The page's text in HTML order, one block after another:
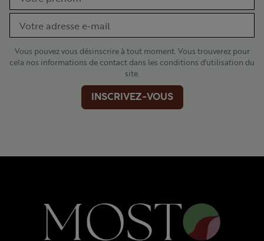
Vous pouvez vous désinscrire à tout moment. Vous trouverez pour
cela nos informations de contact dans les conditions d'utilisation du
site.
INSCRIVEZ-VOUS